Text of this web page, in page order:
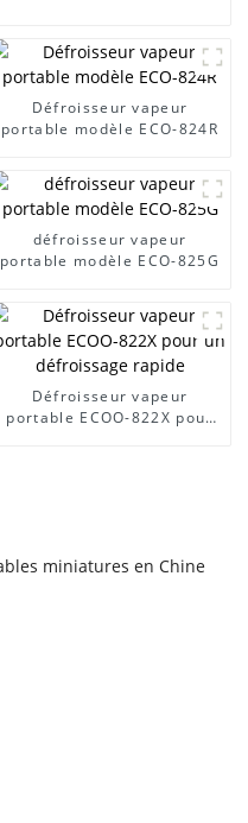
Défroisseur vapeur
portable modèle ECO-824R
défroisseur vapeur
portable modèle ECO-825G
Défroisseur vapeur
portable ECOO-822X pour